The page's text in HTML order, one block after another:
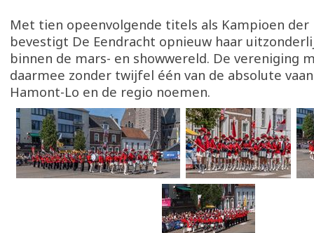
Met tien opeenvolgende titels als Kampioen der
bevestigt De Eendracht opnieuw haar
binnen de mars- en showwereld. De vereniging
daarmee zonder twijfel één van de absolute
Hamont-Lo en de regio noemen.